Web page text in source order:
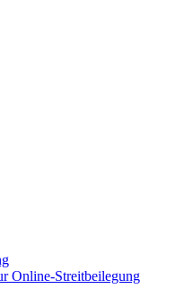
Online-Streitbeilegung